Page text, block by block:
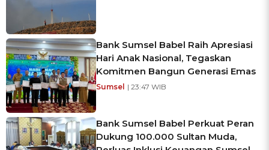
Bank Sumsel Babel Raih Apresiasi
Hari Anak Nasional, Tegaskan
Komitmen Bangun Generasi Emas
Sumsel | 23:47 WIB
Bank Sumsel Babel Perkuat Peran
Dukung 100.000 Sultan Muda,